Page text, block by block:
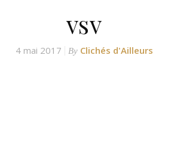
vsv
4 mai 2017 By Clichés d'Ailleurs